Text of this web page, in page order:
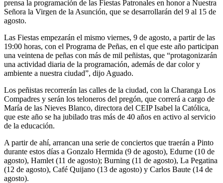
prensa la programación de las Fiestas Patronales en honor a Nuestra
Señora la Virgen de la Asunción, que se desarrollarán del 9 al 15 de
agosto.
Las Fiestas empezarán el mismo viernes, 9 de agosto, a partir de las
19:00 horas, con el Programa de Peñas, en el que este año participan
una veintena de peñas con más de mil peñistas, que “protagonizarán
una actividad diaria de la programación, además de dar color y
ambiente a nuestra ciudad”, dijo Aguado.
Los peñistas recorrerán las calles de la ciudad, con la Charanga Los
Compadres y serán los teloneros del pregón, que correrá a cargo de
María de las Nieves Blanco, directora del CEIP Isabel la Católica,
que este año se ha jubilado tras más de 40 años en activo al servicio
de la educación.
A partir de ahí, arrancan una serie de conciertos que traerán a Pinto
durante estos días a Gonzalo Hermida (9 de agosto), Edurne (10 de
agosto), Hamlet (11 de agosto); Burning (11 de agosto), La Pegatina
(12 de agosto), Café Quijano (13 de agosto) y Carlos Baute (14 de
agosto).